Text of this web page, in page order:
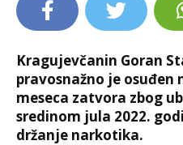
Kragujevčanin Goran
pravosnažno je osuđen
meseca zatvora zbog
sredinom jula 2022.
držanje narkotika.